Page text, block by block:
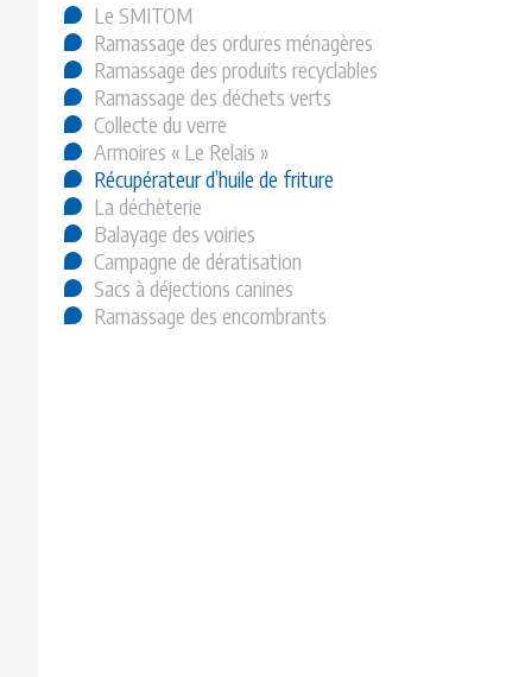
Le SMITOM
Ramassage des ordures ménagères
Ramassage des produits recyclables
Ramassage des déchets verts
Collecte du verre
Armoires « Le Relais »
Récupérateur d’huile de friture
La déchèterie
Balayage des voiries
Campagne de dératisation
Sacs à déjections canines
Ramassage des encombrants